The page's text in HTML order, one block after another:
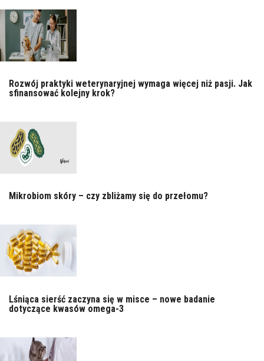
Rozwój praktyki weterynaryjnej wymaga więcej niż pasji. Jak
sfinansować kolejny krok?
Mikrobiom skóry – czy zbliżamy się do przełomu?
Lśniąca sierść zaczyna się w misce – nowe badanie
dotyczące kwasów omega-3